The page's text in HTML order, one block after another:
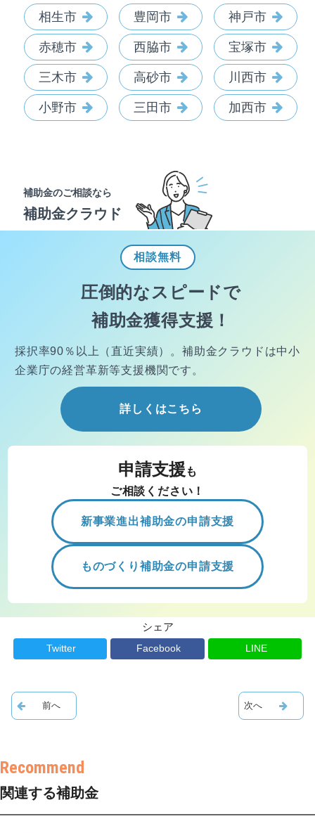
相生市 豊岡市 神戸市
赤穂市 西脇市 宝塚市
三木市 高砂市 川西市
小野市 三田市 加西市
補助金のご相談なら
補助金クラウド
相談無料
圧倒的なスピードで
補助金獲得支援！
採択率90％以上（直近実績）。 補助金クラウドは中小
企業庁の経営革新等支援機関です。
詳しくはこちら
申請支援 も
ご相談ください！
新事業進出補助金の申請支援
ものづくり補助金の申請支援
シェア
Twitter Facebook LINE
関連する補助金